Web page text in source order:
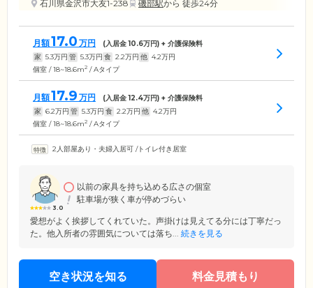
石川県金沢市大友1-238
磯部駅から 徒歩24分
月額17.0 万円 (入居金10.6万円) + 介護保険料
家 5.3万円 管 5.3万円 食 2.2万円 他 4.2万円
個室 / 18~18.6m2 / Aタイプ
月額17.9 万円 (入居金12.4万円) + 介護保険料
家 6.2万円 管 5.3万円 食 2.2万円 他 4.2万円
個室 / 18~18.6m2 / Aタイプ
2人部屋あり・夫婦入居可 /トイレ付き居室
3.0
以前の家具を持ち込める広さの個室
駐車場が狭く車が停めづらい
愛想がよく挨拶してくれていた。声掛けは見えてる分には丁寧だっ
た。他入所者の雰囲気については落ち... 続きを見る
空き状況を知る 料金見積もり